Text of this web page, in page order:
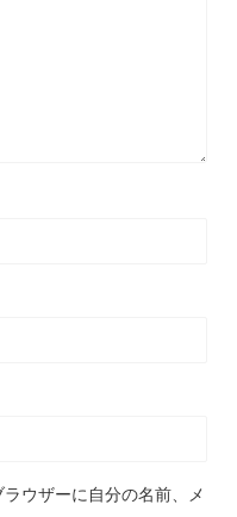
ウザーに自分の名前、メ